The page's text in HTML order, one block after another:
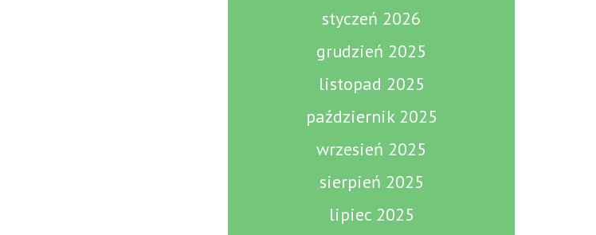
styczeń 2026
grudzień 2025
listopad 2025
październik 2025
wrzesień 2025
sierpień 2025
lipiec 2025